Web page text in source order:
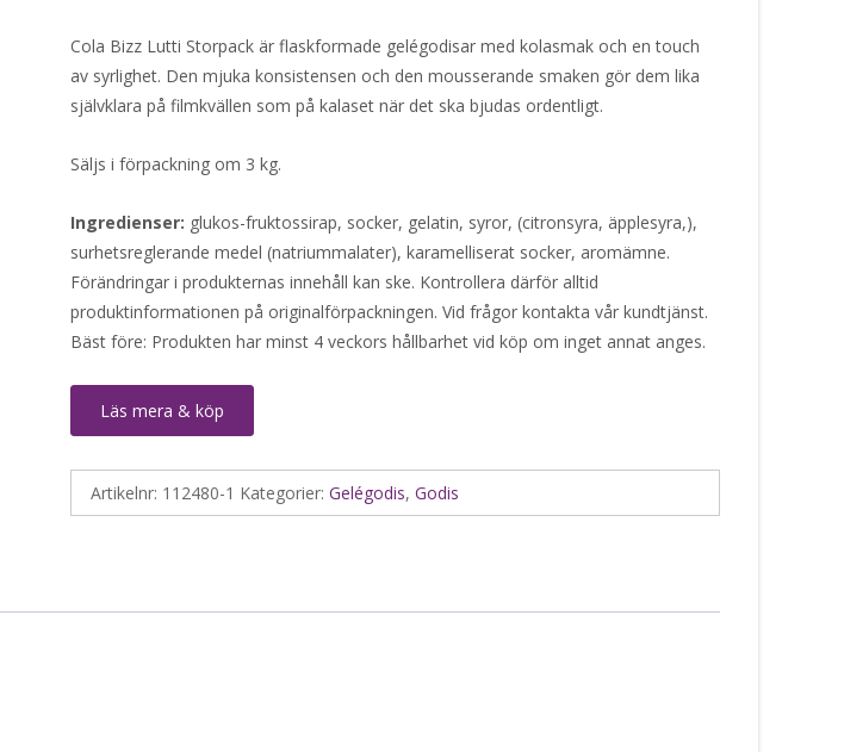
Cola Bizz Lutti Storpack är flaskformade gelégodisar med kolasmak och en touch
av syrlighet. Den mjuka konsistensen och den mousserande smaken gör dem lika
självklara på filmkvällen som på kalaset när det ska bjudas ordentligt.
Säljs i förpackning om 3 kg.
Ingredienser: glukos-fruktossirap, socker, gelatin, syror, (citronsyra, äpplesyra,),
surhetsreglerande medel (natriummalater), karamelliserat socker, aromämne.
Förändringar i produkternas innehåll kan ske. Kontrollera därför alltid
produktinformationen på originalförpackningen. Vid frågor kontakta vår kundtjänst.
Bäst före: Produkten har minst 4 veckors hållbarhet vid köp om inget annat anges.
Läs mera & köp
Artikelnr: 112480-1 Kategorier: Gelégodis, Godis